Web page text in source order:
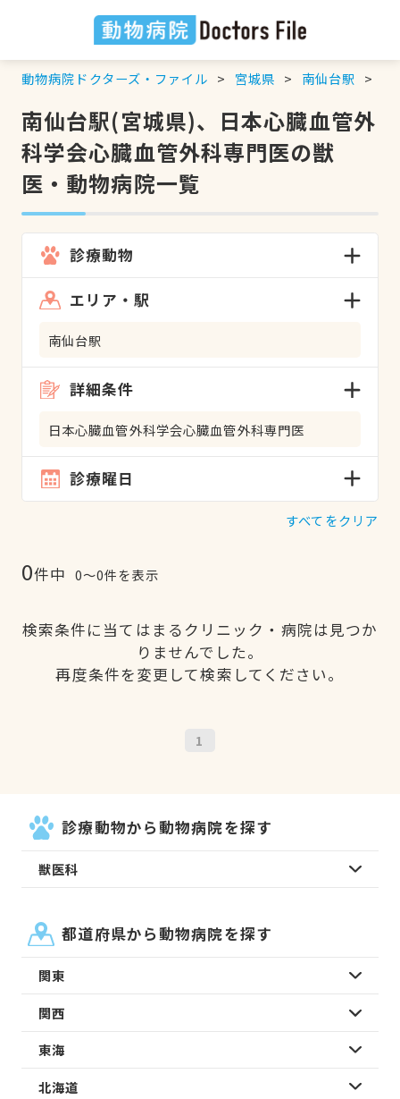
動物病院ドクターズ・ファイル 宮城県 南仙台駅
南仙台駅(宮城県)、日本心臓血管外
科学会心臓血管外科専門医の獣
医・動物病院一覧
診療動物
エリア・駅
南仙台駅
詳細条件
日本心臓血管外科学会心臓血管外科専門医
診療曜日
すべてをクリア
0件中 0〜0件を表示
検索条件に当てはまるクリニック・病院は見つか
りませんでした。
再度条件を変更して検索してください。
1
診療動物から動物病院を探す
獣医科
都道府県から動物病院を探す
関東
関西
東海
北海道